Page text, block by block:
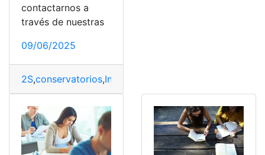
contactarnos a
través de nuestras
09/06/2025
2S,conservatorios,Inscripciones